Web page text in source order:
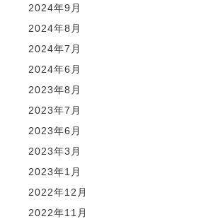
2024年9月
2024年8月
2024年7月
2024年6月
2023年8月
2023年7月
2023年6月
2023年3月
2023年1月
2022年12月
2022年11月